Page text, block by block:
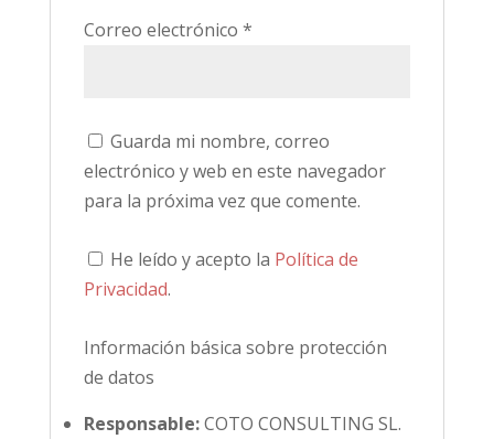
Correo electrónico *
Guarda mi nombre, correo
electrónico y web en este navegador
para la próxima vez que comente.
He leído y acepto la Política de
Privacidad.
Información básica sobre protección
de datos
Responsable:COTO CONSULTING SL.